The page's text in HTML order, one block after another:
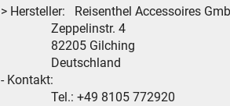
> Hersteller: Reisenthel Accessoires
Zeppelinstr. 4
82205 Gilching
Deutschland
- Kontakt:
Tel.: +49 8105 772920